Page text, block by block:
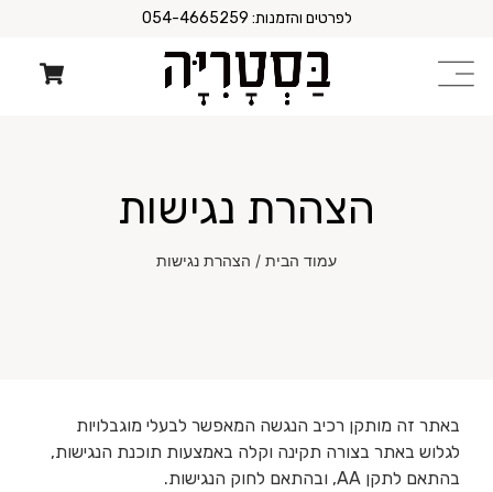
לפרטים והזמנות: 054-4665259
הצהרת נגישות
עמוד הבית / הצהרת נגישות
באתר זה מותקן רכיב הנגשה המאפשר לבעלי מוגבלויות
לגלוש באתר בצורה תקינה וקלה באמצעות תוכנת הנגישות,
בהתאם לתקן AA, ובהתאם לחוק הנגישות.